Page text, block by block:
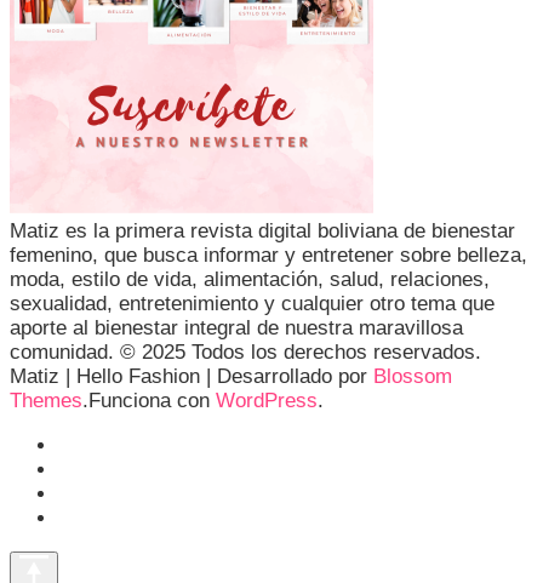
Matiz es la primera revista digital boliviana de bienestar
femenino, que busca informar y entretener sobre belleza,
moda, estilo de vida, alimentación, salud, relaciones,
sexualidad, entretenimiento y cualquier otro tema que
aporte al bienestar integral de nuestra maravillosa
comunidad. © 2025 Todos los derechos reservados.
Matiz | Hello Fashion | Desarrollado por Blossom
Themes.Funciona con WordPress.